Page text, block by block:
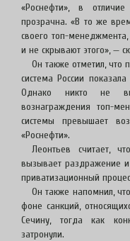
«Роснефти», в
прозрачна. «В то же
своего топ-
и не скрывают этого», —
Он также отметил, что
система России
Однако никто не
вознаграждения топ-
системы превышает
«Роснефти».
Леонтьев считает,
вызывает раздражение и
приватизационный
Он также напомнил,
фоне санкций,
Сечину, тогда как
затронули.